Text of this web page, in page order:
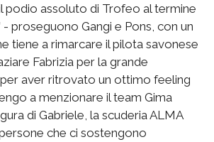
podio assoluto di Trofeo al termine
- proseguono Gangi e Pons, con un
tiene a rimarcare il pilota savonese
Fabrizia per la grande
aver ritrovato un ottimo feeling
a menzionare il team Gima
di Gabriele, la scuderia ALMA
che ci sostengono